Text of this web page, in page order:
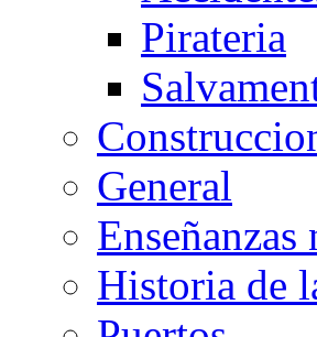
Pirateria
General
Historia de